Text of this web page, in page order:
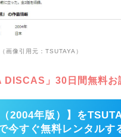
（画像引用元：TSUTAYA）
DISCAS」30日間無料お
2004年版）】を
今すぐ無料レンタルす